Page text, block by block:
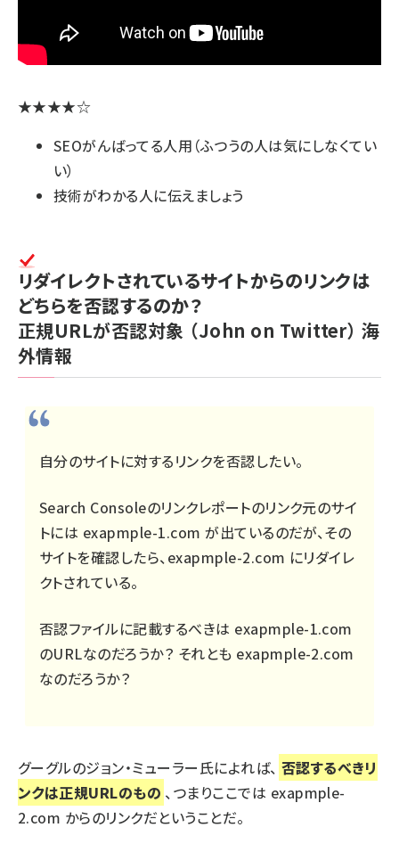
★★★★☆
SEOがんばってる人用（ふつうの人は気にしなくてい
い）
技術がわかる人に伝えましょう
リダイレクトされているサイトからのリンクは
どちらを否認するのか？
正規URLが否認対象 （John on Twitter） 海
外情報
自分のサイトに対するリンクを否認したい。
Search Consoleのリンクレポートのリンク元のサイ
トには exapmple-1.com が出ているのだが、その
サイトを確認したら、exapmple-2.com にリダイレ
クトされている。
否認ファイルに記載するべきは exapmple-1.com
のURLなのだろうか？ それとも exapmple-2.com
なのだろうか？
グーグルのジョン・ミューラー氏によれば、 否認するべきリ
ンクは正規URLのもの 、つまりここでは exapmple-
2.com からのリンクだということだ。